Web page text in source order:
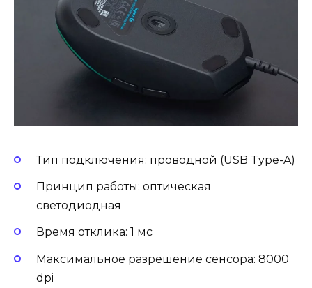
Тип подключения: проводной (USB Type-A)
Принцип работы: оптическая
светодиодная
Время отклика: 1 мс
Максимальное разрешение сенсора: 8000
dpi